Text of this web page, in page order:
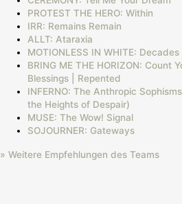
PROTEST THE HERO: Within
IRR: Remains Remain
ALLT: Ataraxia
MOTIONLESS IN WHITE: Decades
BRING ME THE HORIZON: Count
Blessings | Repented
INFERNO: The Anthropic
the Heights of Despair)
MUSE: The Wow! Signal
SOJOURNER: Gateways
» Weitere Empfehlungen des Teams